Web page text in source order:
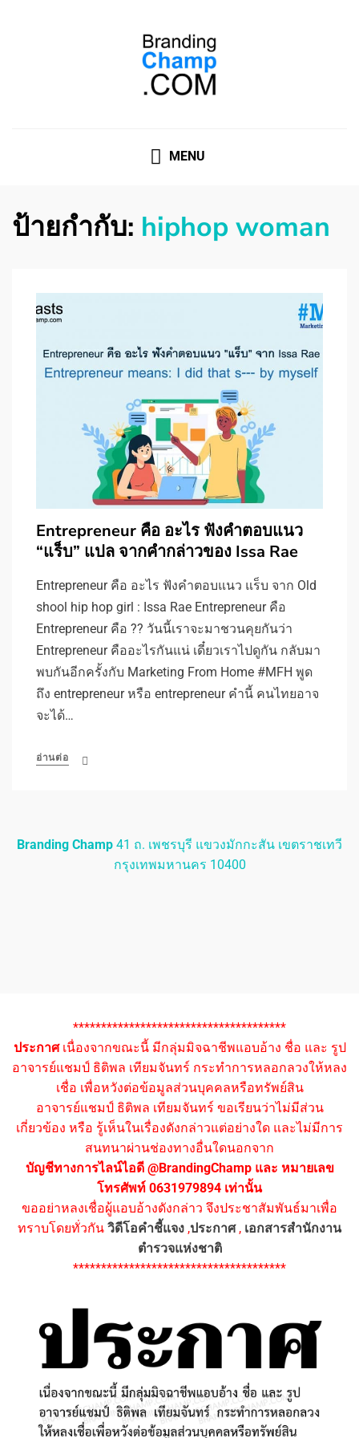
MENU
ป้ายกำกับ: hiphop woman
Entrepreneur คือ อะไร ฟังคำตอบแนว
“แร็บ” แปล จากคำกล่าวของ Issa Rae
Entrepreneur คือ อะไร ฟังคำตอบแนว แร็บ จาก Old
shool hip hop girl : Issa Rae Entrepreneur คือ
Entrepreneur คือ ?? วันนี้เราจะมาชวนคุยกันว่า
Entrepreneur คืออะไรกันแน่ เดี๋ยวเราไปดูกัน กลับมา
พบกันอีกครั้งกับ Marketing From Home #MFH พูด
ถึง entrepreneur หรือ entrepreneur คำนี้ คนไทยอาจ
จะได้…
อ่านต่อ
Branding Champ 41 ถ. เพชรบุรี แขวงมักกะสัน เขตราชเทวี
กรุงเทพมหานคร 10400
**************************************
ประกาศเนื่องจากขณะนี้ มีกลุ่มมิจฉาชีพแอบอ้าง ชื่อ และ รูป
อาจารย์แชมป์ ธิติพล เทียมจันทร์ กระทำการหลอกลวงให้หลง
เชื่อ เพื่อหวังต่อข้อมูลส่วนบุคคลหรือทรัพย์สิน
อาจารย์แชมป์ ธิติพล เทียมจันทร์ ขอเรียนว่าไม่มีส่วน
เกี่ยวข้อง หรือ รู้เห็นในเรื่องดังกล่าวแต่อย่างใด และไม่มีการ
สนทนาผ่านช่องทางอื่นใดนอกจาก
บัญชีทางการไลน์ไอดี @BrandingChamp และ หมายเลข
โทรศัพท์ 0631979894 เท่านั้น
ขออย่าหลงเชื่อผู้แอบอ้างดังกล่าว จึงประชาสัมพันธ์มาเพื่อ
ทราบโดยทั่วกัน วิดีโอคำชี้แจง ,ประกาศ, เอกสารสำนักงาน
ตำรวจแห่งชาติ
**************************************